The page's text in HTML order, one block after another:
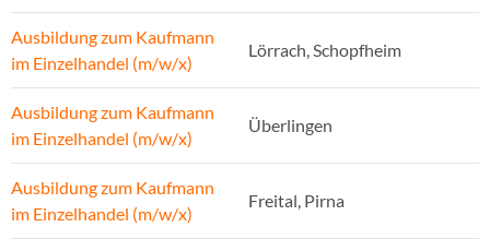
Ausbildung zum Kaufmann
im Einzelhandel (m/w/x)
Lörrach, Schopfheim
Ausbildung zum Kaufmann
im Einzelhandel (m/w/x)
Überlingen
Ausbildung zum Kaufmann
im Einzelhandel (m/w/x)
Freital, Pirna